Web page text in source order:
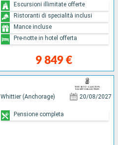
9 849 €
Escursioni illimitate offerte
Ristoranti di specialità inclusi
Mance incluse
Pre-notte in hotel offerta
Whittier (Anchorage) 20/08/2027
Pensione completa